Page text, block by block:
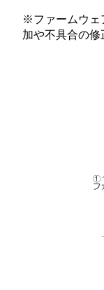
※ファームウェ
加や不具合の